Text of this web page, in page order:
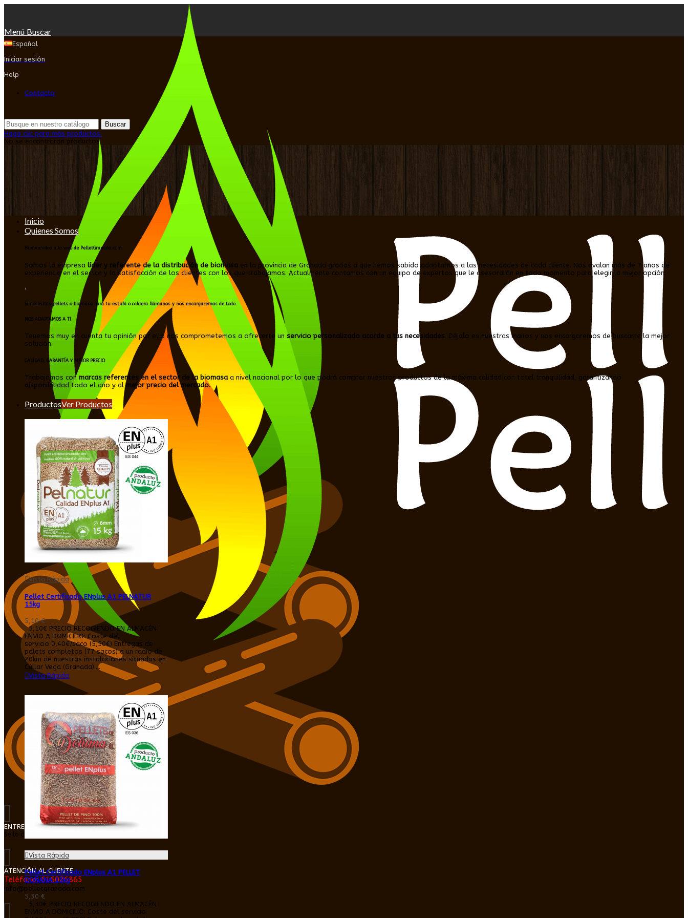
Menú Buscar
Español
Iniciar sesión
Help
Contacto
Buscar
Haga clic para más productos.
No se encontraron productos.
ENTREGA EN DOMICILIO
Se lo dejamos dentro de su cochera o trastero
ATENCIÓN AL CLIENTE
Teléfono: 616026865
info@pelletgranada.com
Inicio
Quienes Somos
Bienvenidos a la web de PelletGranada.com
Somos la empresa líder y referente de la distribución de biomasa en la provincia de Granada gracias a que hemos sabido adaptarnos a las necesidades de cada cliente. Nos avalan más de 7 años de
experiencia en el sector y la satisfacción de los clientes con los que trabajamos. Actualmente contamos con un equipo de expertos que le asesorarán en todo momento para elegir la mejor opción.
.
Si necesitas pellets o biomasa para tu estufa o caldera llámanos y nos encargaremos de todo.
NOS ADAPTAMOS A TI
Tenemos muy en cuenta tu opinión por ello nos comprometemos a ofrecerte un servicio personalizado acorde a tus necesidades. Déjalo en nuestras manos y nos encargaremos de buscarte la mejor
solución.
CALIDAD, GARANTÍA Y MEJOR PRECIO
Trabajamos con marcas referentes en el sector de la biomasaa nivel nacional por lo que podrá comprar nuestros productos de la máxima calidad con total tranquilidad, garantizando
disponibilidad todo el año y almejor precio del mercado.
ProductosVer Productos
Vista Rápida
Pellet Certificado ENplus A1 PELNATUR
15kg
5,10 €
5,10€ PRECIO RECOGIENDO EN ALMACÉN
ENVIO A DOMICILIO: Coste del
servicio 0,40€/saco (5,50€) Entregas de
palets completos (77 sacos) a un radio de
20km de nuestras instalaciones situadas en
Cúllar Vega (Granada)....
Vista Rápida
Vista Rápida
Pellet Certificado ENplus A1 PELLET
DOÑANA 15kg
5,30 €
5,30€ PRECIO RECOGIENDO EN ALMACÉN
ENVIO A DOMICILIO: Coste del servicio